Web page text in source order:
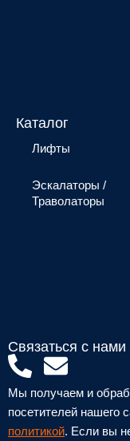
Каталог
Лифты
Эскалаторы /
Траволаторы
Связаться с нами
P
h
o
E
n
v
Мы получаем и
посетителей нашего
политикой. Если вы